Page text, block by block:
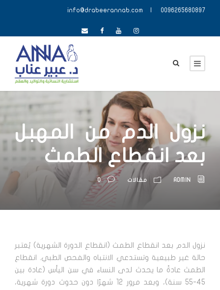
info@drabeerannab.com | 0096265680897
نزول الدم من المهبل
بعد انقطاع الطمث
ADMIN مقالات 0
نزول الدم بعد انقطاع الطمث (انقطاع الدورة الشهرية) يُعتبر
حالة غير طبيعية وتستدعي الانتباه والفحص الطبي. انقطاع
الطمث عادةً ما يحدث لدى النساء في سن اليأس (عادة بين
45-55 سنة)، وبعد مرور 12 شهرًا دون حدوث دورة شهرية،